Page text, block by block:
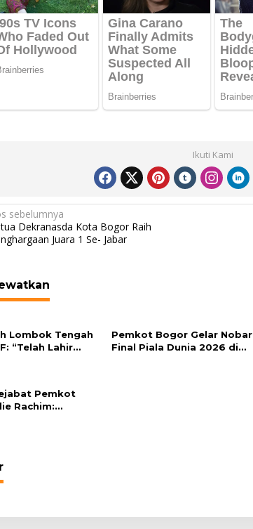
Ikuti Kami
sebelumnya
Dekranasda Kota Bogor Raih
Juara 1 Se- Jabar
Lombok Tengah
“Telah Lahir
Pemkot Bogor Gelar Nobar
Final Piala Dunia 2026 di
Pemkot
Rachim: